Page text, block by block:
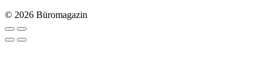
© 2026 Büromagazin